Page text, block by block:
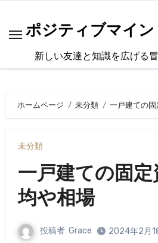
ポジティブマイ
新しい友達と知識を広げる
ホームページ 未分類 一戸建ての
未分類
一戸建ての固
均や相場
投稿者 Grace 2024年2月